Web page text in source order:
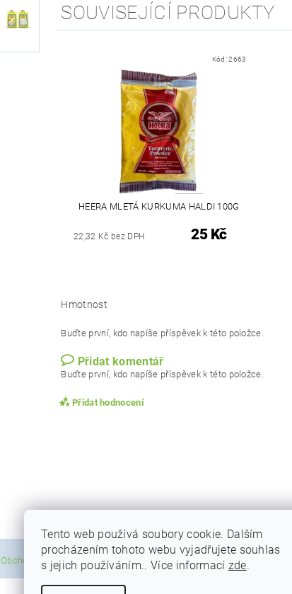
SOUVISEJÍCÍ PRODUKTY
Kód:2663
HEERA MLETÁ KURKUMA HALDI 100G
22,32 Kč bez DPH 25 Kč
Hmotnost
Buďte první, kdo napíše příspěvek k této položce.
Přidat komentář
Buďte první, kdo napíše příspěvek k této položce.
Přidat hodnocení
Vložením hodnocení souhlasíte s
Obchodní podmínky | Podmínky ochrany osobních | Vrácení zboží
Tento web používá soubory cookie. Dalším
procházením tohoto webu vyjadřujete souhlas
s jejich používáním.. Více informací zde.